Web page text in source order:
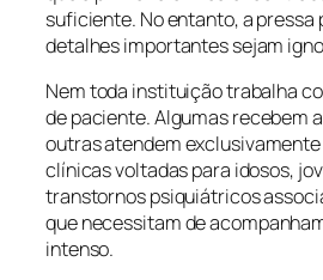
suficiente. No entanto, a pressa
detalhes importantes sejam
Nem toda instituição trabalha
de paciente. Algumas recebem
outras atendem
clínicas voltadas para idosos,
transtornos psiquiátricos
que necessitam de
intenso.